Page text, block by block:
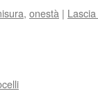
, onestà |